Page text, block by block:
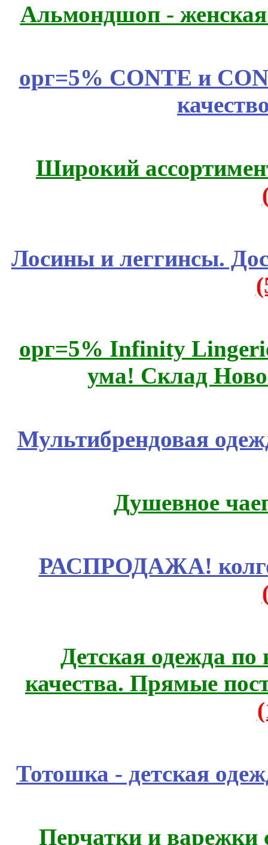
Альмондшоп -
орг=5% CONTE и
Широкий
Лосины и леггинсы.
орг=5% Infinity
ума! Склад
Мультибрендовая
Душевное
РАСПРОДАЖА!
Детская одежда
качества. Прямые
Тотошка - детская
Перчатки и варежки